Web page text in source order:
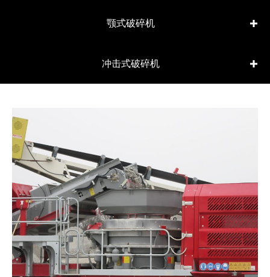
颚式破碎机
冲击式破碎机